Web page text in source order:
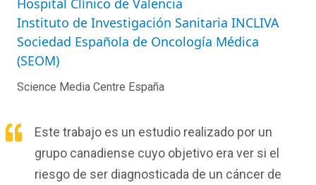
Hospital Clínico de Valencia
Instituto de Investigación Sanitaria INCLIVA
Sociedad Española de Oncología Médica
(SEOM)
Science Media Centre España
Este trabajo es un estudio realizado por un
grupo canadiense cuyo objetivo era ver si el
riesgo de ser diagnosticada de un cáncer de